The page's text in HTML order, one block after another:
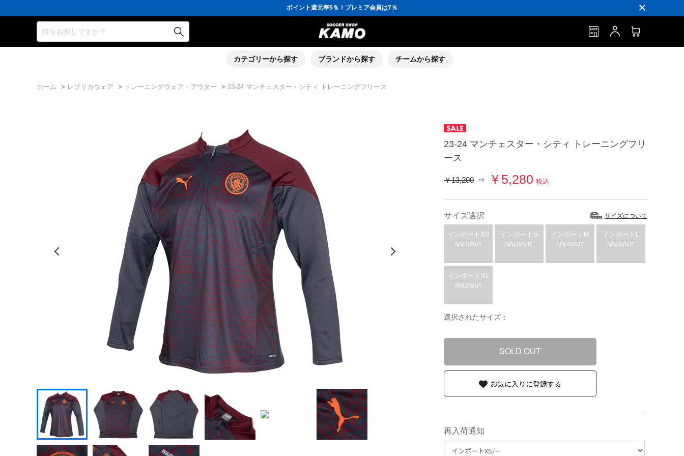
ポイント還元率5％！プレミア会員は7％
会員の方にはお誕生月に「10％OFFクーポン」プレゼント！
16,000円(税込)以上でシューズケースプレゼント！
3,300円(税込)以上で送料無料！
ポイント還元率5％！プレミア会員は7％
会員の方にはお誕生月に「10％OFFクーポン」プレゼント！
何をお探しですか？
カテゴリーから探す ブランドから探す チームから探す
ホーム > レプリカウェア > トレーニングウェア・アウター > 23-24 マンチェスター・シティ トレーニングフリース
23-24 マンチェスター・シティ トレーニングフリ
ース
￥13,200 ⇒ ￥5,280 税込
サイズ選択 サイズについて
インポートXS
SOLDOUT
インポートS
SOLDOUT
インポートM
SOLDOUT
インポートL
SOLDOUT
インポートXL
SOLDOUT
選択されたサイズ：
SOLD OUT
再入荷通知
お気に入りに登録する